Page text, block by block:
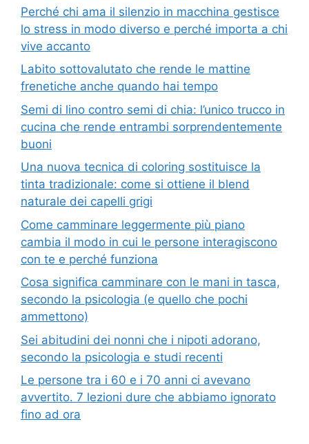
Perché chi ama il silenzio in macchina gestisce
lo stress in modo diverso e perché importa a chi
vive accanto
Labito sottovalutato che rende le mattine
frenetiche anche quando hai tempo
Semi di lino contro semi di chia: l’unico trucco in
cucina che rende entrambi sorprendentemente
buoni
Una nuova tecnica di coloring sostituisce la
tinta tradizionale: come si ottiene il blend
naturale dei capelli grigi
Come camminare leggermente più piano
cambia il modo in cui le persone interagiscono
con te e perché funziona
Cosa significa camminare con le mani in tasca,
secondo la psicologia (e quello che pochi
ammettono)
Sei abitudini dei nonni che i nipoti adorano,
secondo la psicologia e studi recenti
Le persone tra i 60 e i 70 anni ci avevano
avvertito. 7 lezioni dure che abbiamo ignorato
fino ad ora